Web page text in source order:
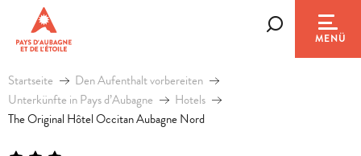
contenu
principal
MENÜ
Startseite
Den Aufenthalt vorbereiten
Unterkünfte in Pays d’Aubagne
Hotels
The Original Hôtel Occitan Aubagne Nord